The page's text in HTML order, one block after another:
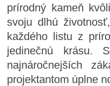
prírodný kameň
svoju dlhú
každého listu z
jedinečnú krásu.
najnáročnejších
projektantom úplne